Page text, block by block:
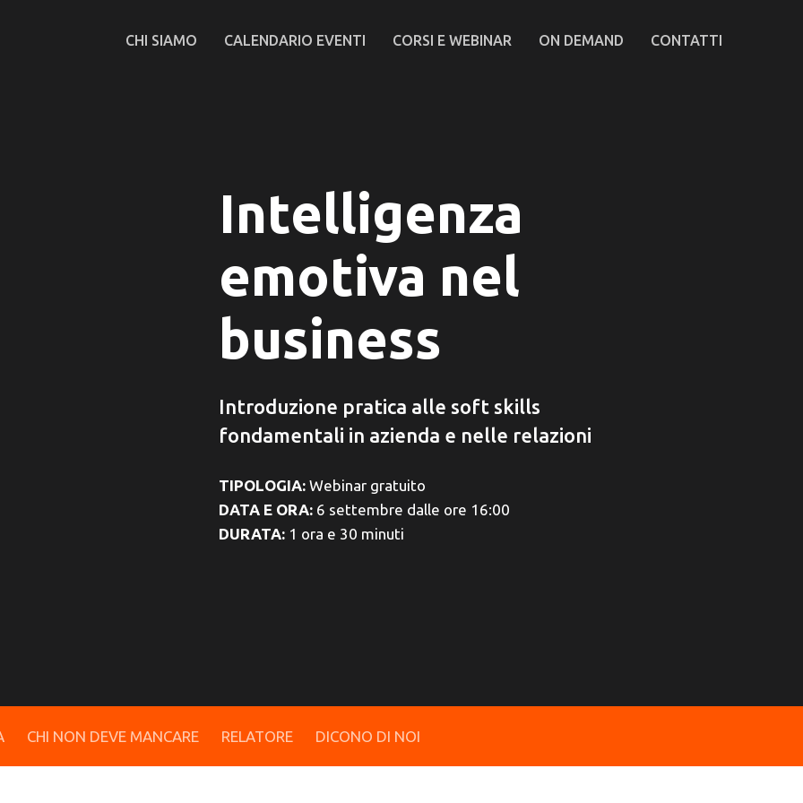
CHI SIAMO CALENDARIO EVENTI CORSI E WEBINAR ON DEMAND CONTATTI
Intelligenza
emotiva nel
business
Introduzione pratica alle soft skills
fondamentali in azienda e nelle relazioni
TIPOLOGIA:Webinar gratuito
DATA E ORA:6 settembre dalle ore 16:00
DURATA: 1 ora e 30 minuti
CHI NON DEVE MANCARE RELATORE DICONO DI NOI